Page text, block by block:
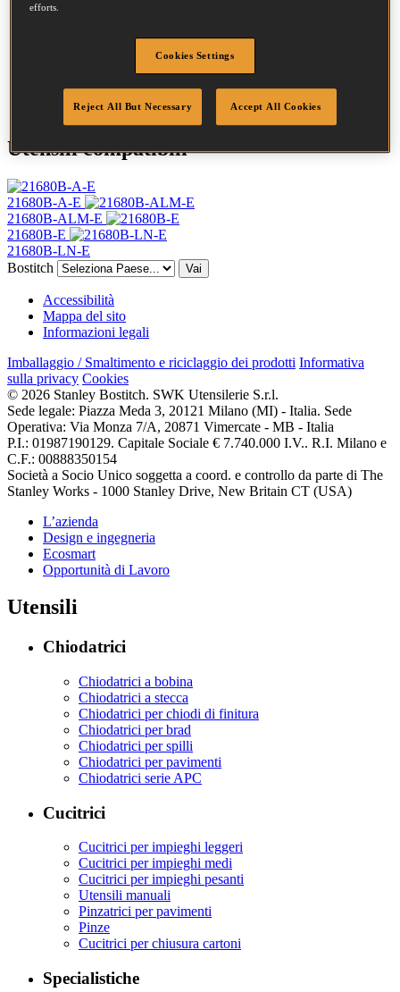
Inossidabile
Scalpello
scatola
Utensili compatibili
21680B-A-E
21680B-ALM-E
21680B-E
21680B-LN-E
Bostitch
Vai
Accessibilità
Mappa del sito
Informazioni legali
Imballaggio / Smaltimento e riciclaggio dei prodotti Informativa
sulla privacy Cookies
© 2026 Stanley Bostitch. SWK Utensilerie S.r.l.
Sede legale: Piazza Meda 3, 20121 Milano (MI) - Italia. Sede
Operativa: Via Monza 7/A, 20871 Vimercate - MB - Italia
P.I.: 01987190129. Capitale Sociale € 7.740.000 I.V.. R.I. Milano e
C.F.: 00888350154
Società a Socio Unico soggetta a coord. e controllo da parte di The
Stanley Works - 1000 Stanley Drive, New Britain CT (USA)
L’azienda
Design e ingegneria
Ecosmart
Opportunità di Lavoro
Utensili
Chiodatrici
Chiodatrici a bobina
Chiodatrici a stecca
Chiodatrici per chiodi di finitura
Chiodatrici per brad
Chiodatrici per spilli
Chiodatrici per pavimenti
Chiodatrici serie APC
Cucitrici
Cucitrici per impieghi leggeri
Cucitrici per impieghi medi
Cucitrici per impieghi pesanti
Utensili manuali
Pinzatrici per pavimenti
Pinze
Cucitrici per chiusura cartoni
Specialistiche
efforts.
Cookies Settings
Reject All But Necessary Accept All Cookies